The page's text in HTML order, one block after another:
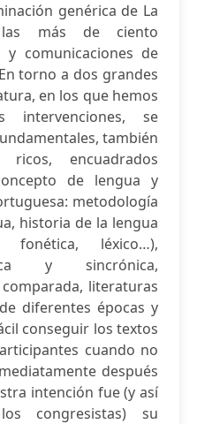
genérica de La
las más de ciento
y comunicaciones de
torno a dos grandes
en los que hemos
intervenciones, se
también
ricos, encuadrados
de lengua y
metodología
historia de la lengua
fonética, léxico…),
y sincrónica,
literaturas
diferentes épocas y
conseguir los textos
cuando no
después
intención fue (y así
congresistas) su